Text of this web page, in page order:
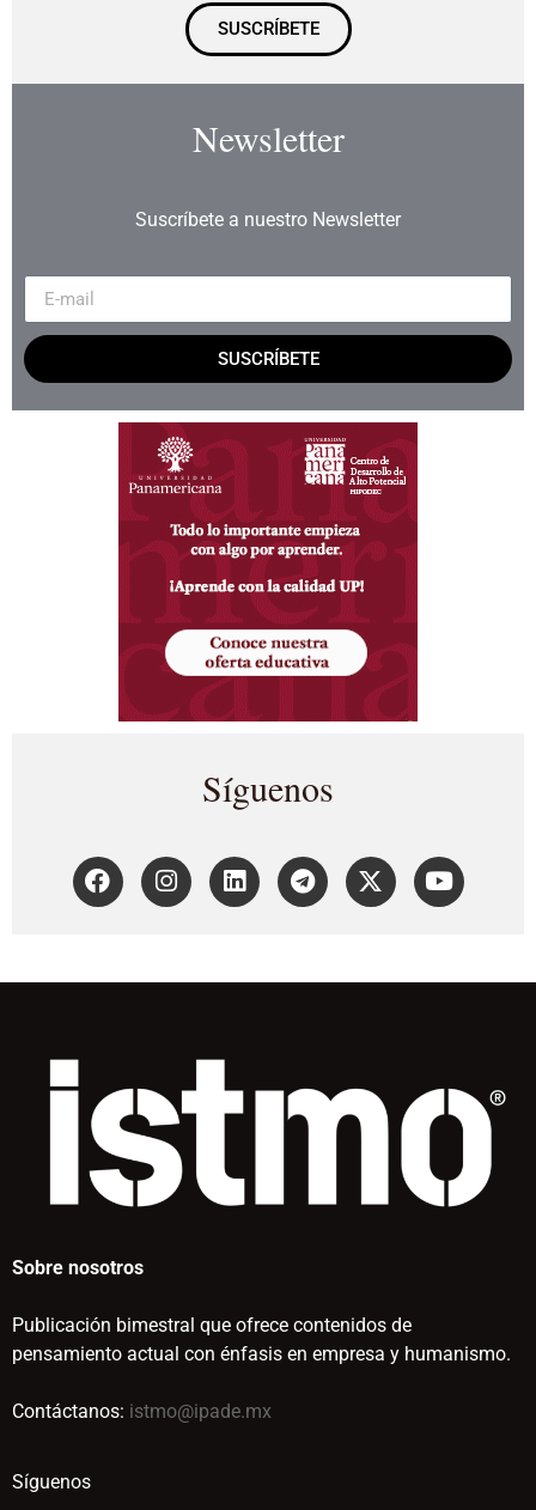
SUSCRÍBETE
Newsletter
Suscríbete a nuestro Newsletter
SUSCRÍBETE
Síguenos
Sobre nosotros
Publicación bimestral que ofrece contenidos de
pensamiento actual con énfasis en empresa y humanismo.
Contáctanos: istmo@ipade.mx
Síguenos